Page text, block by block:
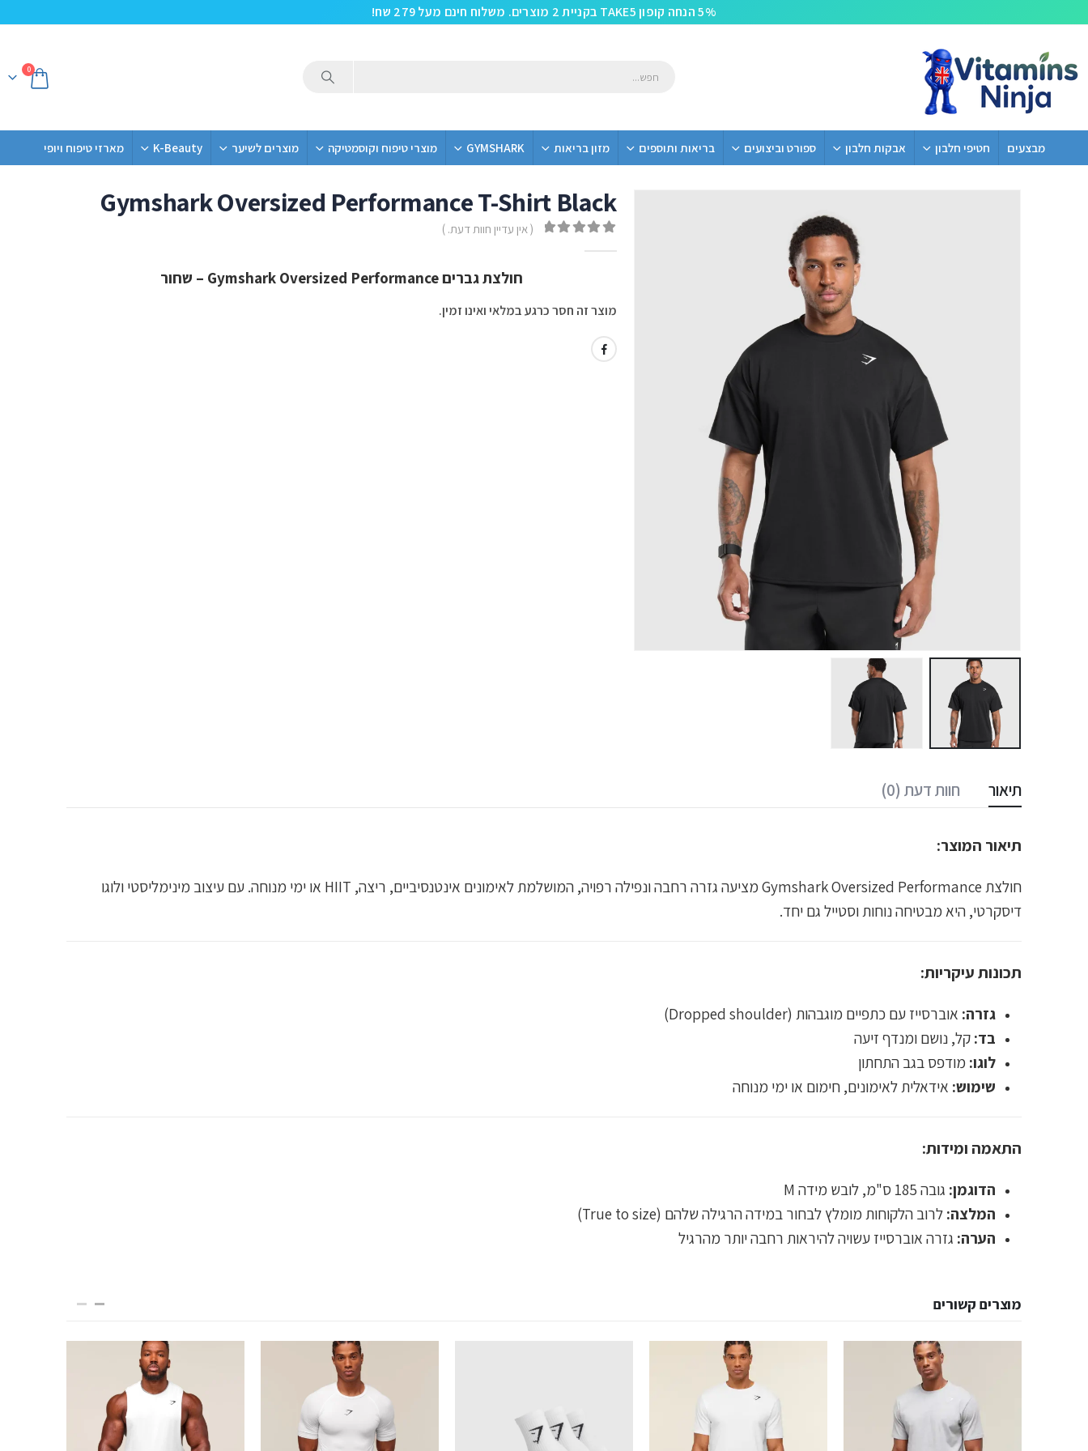
5% הנחה קופון TAKE5 בקניית 2 מוצרים. משלוח חינם מעל 279 שח!
0
מבצעים חטיפי חלבון אבקות חלבון ספורט וביצועים בריאות ותוספים מזון בריאות GYMSHARK מוצרי טיפוח וקוסמטיקה מוצרים לשיער K-Beauty מארזי טיפוח ויופי
Gymshark Oversized Performance T-Shirt Black
( אין עדיין חוות דעת. )
חולצת גברים Gymshark Oversized Performance – שחור
מוצר זה חסר כרגע במלאי ואינו זמין.
תיאור חוות דעת (0)
תיאור המוצר:
חולצת Gymshark Oversized Performance מציעה גזרה רחבה ונפילה רפויה, המושלמת לאימונים אינטנסיביים, ריצה, HIIT או ימי מנוחה. עם עיצוב מינימליסטי ולוגו
דיסקרטי, היא מבטיחה נוחות וסטייל גם יחד.
תכונות עיקריות:
גזרה: אוברסייז עם כתפיים מוגבהות (Dropped shoulder)
בד:קל, נושם ומנדף זיעה
לוגו: מודפס בגב התחתון
שימוש: אידאלית לאימונים, חימום או ימי מנוחה
התאמה ומידות:
הדוגמן: גובה 185 ס"מ, לובש מידה M
המלצה:לרוב הלקוחות מומלץ לבחור במידה הרגילה שלהם (True to size)
הערה: גזרה אוברסייז עשויה להיראות רחבה יותר מהרגיל
מוצרים קשורים